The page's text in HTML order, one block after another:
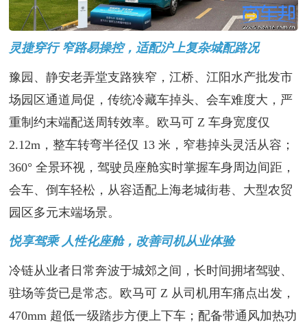
灵捷穿行 窄路易操控，适配沪上复杂城配路况
豫园、静安老弄堂支路狭窄，江桥、江阳水产批发市
场园区通道局促，传统冷藏车掉头、会车难度大，严
重制约末端配送周转效率。欧马可 Z 车身宽度仅
2.12m，整车转弯半径仅 13 米，窄巷掉头灵活从容；
360° 全景环视，驾驶员座舱实时掌握车身周边间距，
会车、倒车轻松，从容适配上海老城街巷、大型农贸
园区多元末端场景。
悦享驾乘 人性化座舱，改善司机从业体验
冷链从业者日常奔波于城郊之间，长时间拥堵驾驶、
驻场等货已是常态。欧马可 Z 从司机用车痛点出发，
470mm 超低一级踏步方便上下车；配备带通风加热功